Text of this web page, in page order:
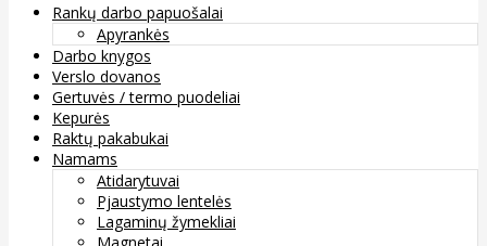
Rankų darbo papuošalai
Apyrankės
Darbo knygos
Verslo dovanos
Gertuvės / termo puodeliai
Kepurės
Raktų pakabukai
Namams
Atidarytuvai
Pjaustymo lentelės
Lagaminų žymekliai
Magnetai